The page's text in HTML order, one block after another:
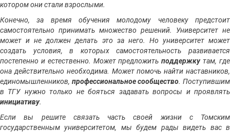
котором они стали взрослыми.
Конечно, за время обучения молодому человеку предстоит
самостоятельно принимать множество решений. Университет не
может и не должен делать это за него. Но университет может
создать условия, в которых самостоятельность развивается
постепенно и естественно. Может предложитьподдержкутам, где
она действительно необходима. Может помочь найти наставников,
единомышленников, профессиональное сообщество. Поступившим
в ТГУ нужно только не бояться задавать вопросы и проявлять
инициативу.
Если вы решите связать часть своей жизни с Томским
государственным университетом, мы будем рады видеть вас в